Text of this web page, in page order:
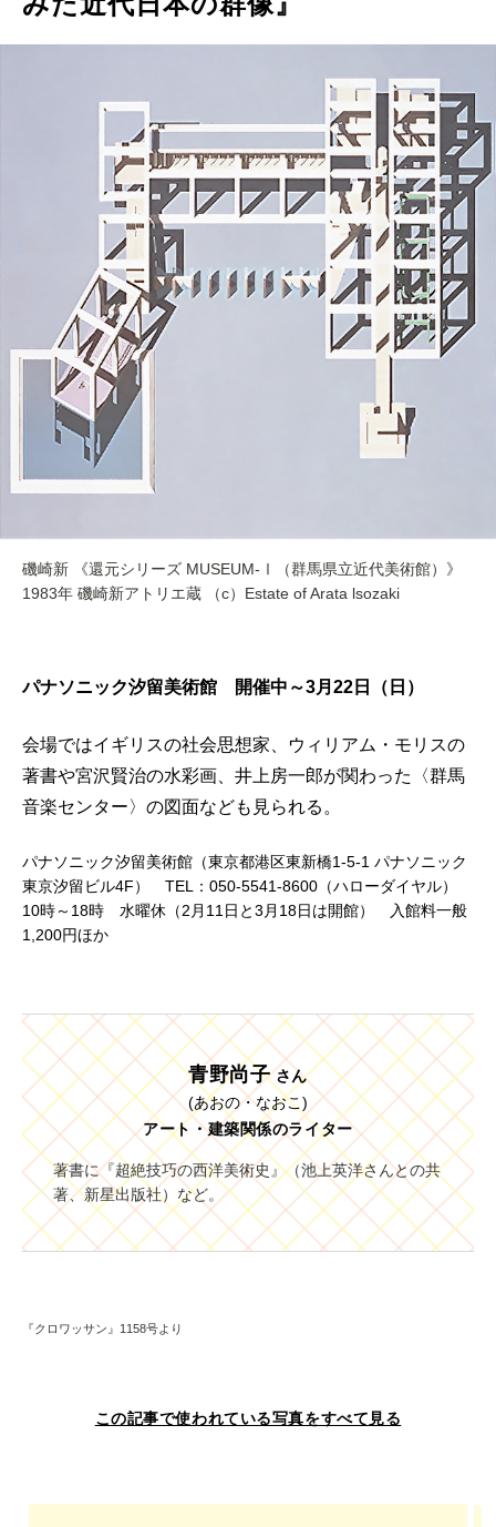
磯崎新 《還元シリーズ MUSEUM-Ⅰ（群馬県立近代美術館）》
1983年 磯崎新アトリエ蔵 （c）Estate of Arata lsozaki
パナソニック汐留美術館 開催中～3月22日（日）
会場ではイギリスの社会思想家、ウィリアム・モリスの
著書や宮沢賢治の水彩画、井上房一郎が関わった〈群馬
音楽センター〉の図面なども見られる。
パナソニック汐留美術館（東京都港区東新橋1-5-1 パナソニック
東京汐留ビル4F） TEL：050-5541-8600（ハローダイヤル）
10時～18時 水曜休（2月11日と3月18日は開館） 入館料一般
1,200円ほか
青野尚子 さん
(あおの・なおこ)
アート・建築関係のライター
著書に『超絶技巧の西洋美術史』（池上英洋さんとの共
著、新星出版社）など。
『クロワッサン』1158号より
この記事で使われている写真をすべて見る